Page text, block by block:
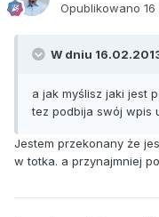
Opublikowano
W dniu
a jak myślisz jaki jest
tez podbija swój wpis
Jestem przekonany że
w totka. a przynajmniej